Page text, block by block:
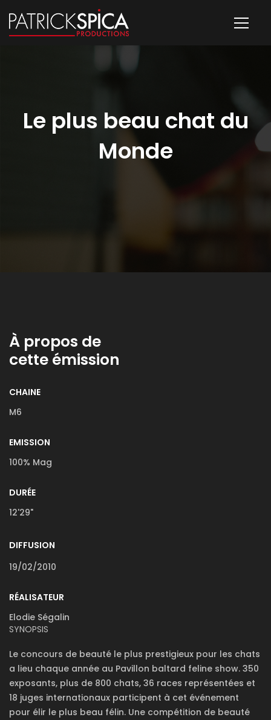
Le plus beau chat du
Monde
À propos de
cette émission
CHAINE
M6
EMISSION
100% Mag
DURÉE
12'29"
DIFFUSION
19/02/2010
RÉALISATEUR
Elodie Ségalin
SYNOPSIS
Le concours de beauté le plus prestigieux pour les chats
a lieu chaque année au Pavillon baltard feline show. 350
exposants, plus de 800 chats, 36 races représentées et
18 juges internationaux participent à cet événement
pour élir le plus beau félin. Une compétition de beauté